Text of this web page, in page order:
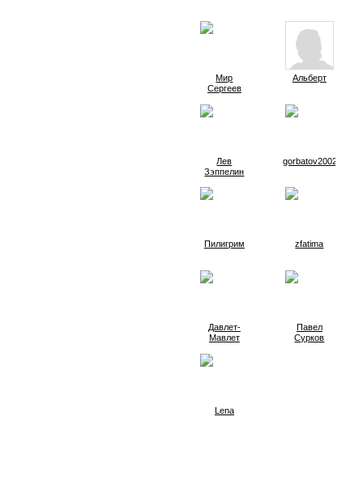
Мир
Сергеев
Альберт
Лев
Зэппелин
gorbatov2002
Пилигрим zfatima
Давлет-
Мавлет
Павел
Сурков
Lena